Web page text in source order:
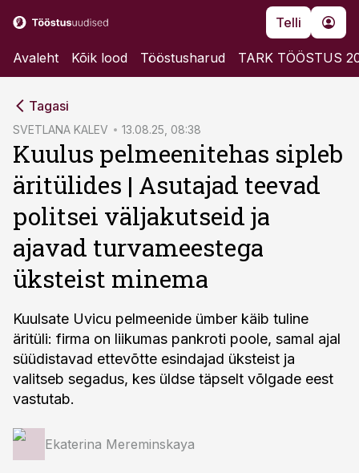
Telli
Avaleht Kõik lood Tööstusharud TARK TÖÖSTUS
Tagasi
SVETLANA KALEV 13.08.25, 08:38
Kuulus pelmeenitehas sipleb
äritülides | Asutajad teevad
politsei väljakutseid ja
ajavad turvameestega
üksteist minema
Kuulsate Uvicu pelmeenide ümber käib tuline
äritüli: firma on liikumas pankroti poole, samal ajal
süüdistavad ettevõtte esindajad üksteist ja
valitseb segadus, kes üldse täpselt võlgade eest
vastutab.
Ekaterina Mereminskaya